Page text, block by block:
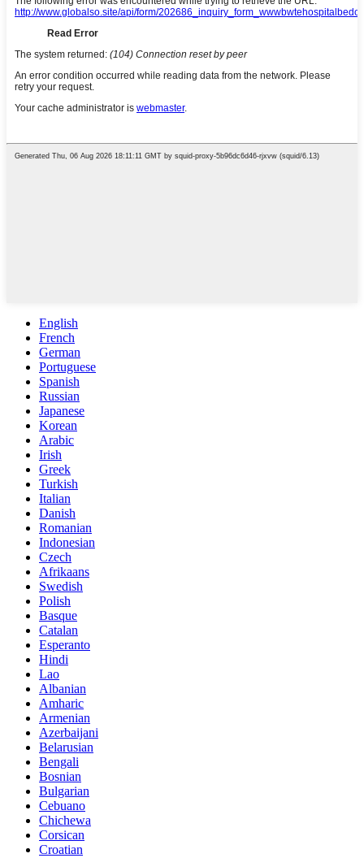
English
French
German
Portuguese
Spanish
Russian
Japanese
Korean
Arabic
Irish
Greek
Turkish
Italian
Danish
Romanian
Indonesian
Czech
Afrikaans
Swedish
Polish
Basque
Catalan
Esperanto
Hindi
Lao
Albanian
Amharic
Armenian
Azerbaijani
Belarusian
Bengali
Bosnian
Bulgarian
Cebuano
Chichewa
Corsican
Croatian